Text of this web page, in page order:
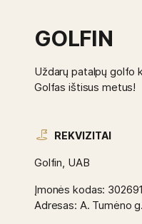
GOLFIN
Uždarų patalpų golfo
Golfas ištisus metus!
REKVIZITAI
Golfin, UAB
Įmonės kodas:
Adresas: A. Tumėno